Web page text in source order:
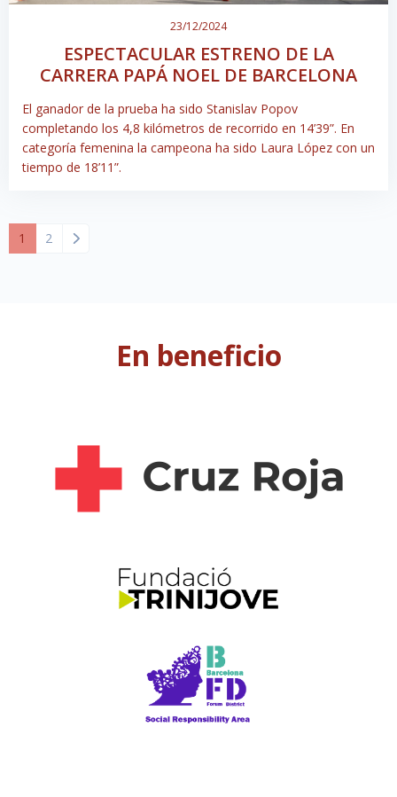
23/12/2024
ESPECTACULAR ESTRENO DE LA
CARRERA PAPÁ NOEL DE BARCELONA
El ganador de la prueba ha sido Stanislav Popov
completando los 4,8 kilómetros de recorrido en 14’39”. En
categoría femenina la campeona ha sido Laura López con un
tiempo de 18’11”.
1 2
En beneficio